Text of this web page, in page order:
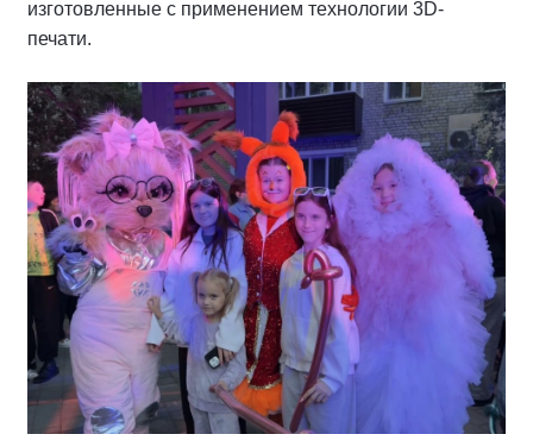
изготовленные с применением технологии 3D-
печати.